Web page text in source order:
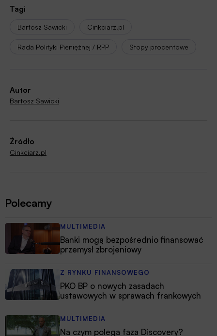
Tagi
Bartosz Sawicki Cinkciarz.pl
Rada Polityki Pieniężnej / RPP Stopy procentowe
Autor
Bartosz Sawicki
Źródło
Cinkciarz.pl
Polecamy
MULTIMEDIA
Banki mogą bezpośrednio finansować
przemysł zbrojeniowy
Z RYNKU FINANSOWEGO
PKO BP o nowych zasadach
ustawowych w sprawach frankowych
MULTIMEDIA
Na czym polega faza Discovery?